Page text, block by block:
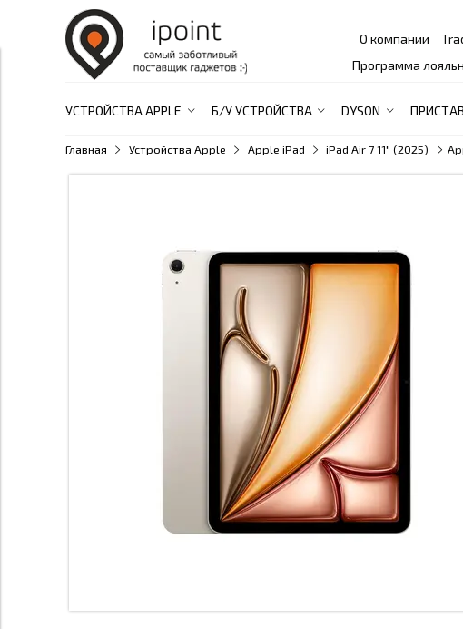
О компании
Программа
УСТРОЙСТВА APPLE Б/У УСТРОЙСТВА DYSON
Главная Устройства Apple Apple iPad iPad Air 7 11" (2025)